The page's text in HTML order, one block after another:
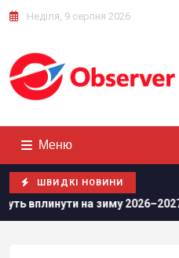
Неділя, 9 серпня 2026
Меню
ШВИДКІ НОВИНИ
років у Європі